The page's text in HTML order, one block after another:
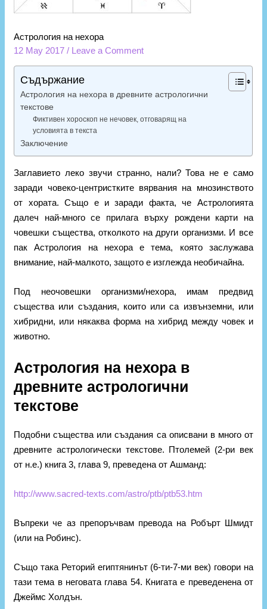
Астрология на нехора
12 May 2017/ Leave a Comment
Съдържание
Астрология на нехора в древните астрологични
текстове
Фиктивен хороскоп не нечовек, отговарящ на
условията в текста
Заключение
Заглавието леко звучи странно, нали? Това не е само
заради човеко-центристките вярвания на мнозинството
от хората. Също е и заради факта, че Астрологията
далеч най-много се прилага върху рождени карти на
човешки същества, отколкото на други организми. И все
пак Астрология на нехора е тема, която заслужава
внимание, най-малкото, защото е изглежда необичайна.
Под неочовешки организми/нехора, имам предвид
същества или създания, които или са извънземни, или
хибридни, или някаква форма на хибрид между човек и
животно.
Астрология на нехора в
древните астрологични
текстове
Подобни същества или създания са описвани в много от
древните астрологически текстове. Птолемей (2-ри век
от н.е.) книга 3, глава 9, преведена от Ашманд:
http://www.sacred-texts.com/astro/ptb/ptb53.htm
Въпреки че аз препоръчвам превода на Робърт Шмидт
(или на Робинс).
Също така Реторий египтянинът (6-ти-7-ми век) говори на
тази тема в неговата глава 54. Книгата е преведенена от
Джеймс Холдън.